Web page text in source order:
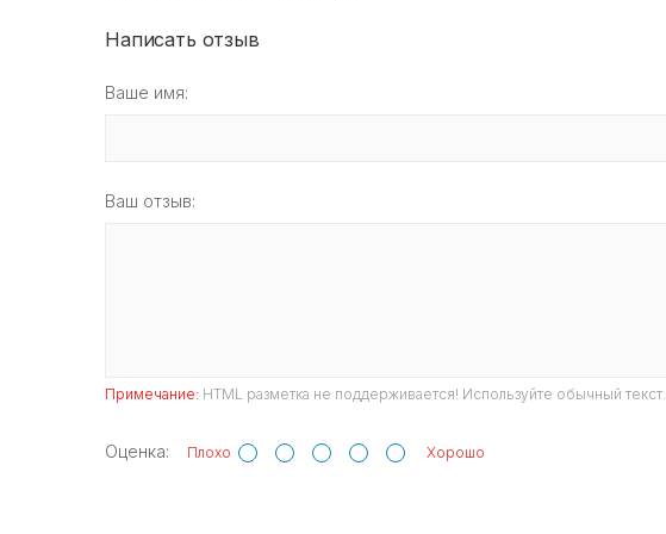
Написать отзыв
Ваше имя:
Ваш отзыв:
Примечание: HTML разметка не поддерживается! Используйте обычный текст.
Оценка: Плохо Хорошо